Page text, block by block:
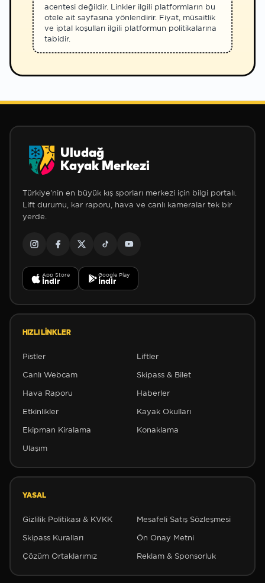
acentesi değildir. Linkler ilgili platformların bu
otele ait sayfasına yönlendirir. Fiyat, müsaitlik
ve iptal koşulları ilgili platformun politikalarına
tabidir.
Uludağ
Kayak Merkezi
Türkiye'nin en büyük kış sporları merkezi için bilgi portalı.
Lift durumu, kar raporu, hava ve canlı kameralar tek bir
yerde.
App Store
İndir
Google Play
İndir
HIZLI LINKLER
Pistler Liftler
Canlı Webcam Skipass & Bilet
Hava Raporu Haberler
Etkinlikler Kayak Okulları
Ekipman Kiralama Konaklama
Ulaşım
YASAL
Gizlilik Politikası & KVKK Mesafeli Satış Sözleşmesi
Skipass Kuralları Ön Onay Metni
Çözüm Ortaklarımız Reklam & Sponsorluk